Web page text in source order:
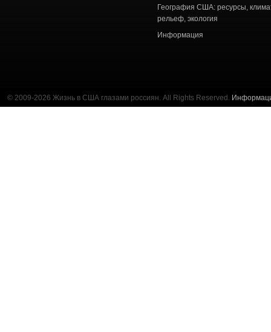
География США: ресурсы,
рельеф, экология
Информация
© 2009-2026 Жизнь в США глазами россиян. All Rights Reserved.